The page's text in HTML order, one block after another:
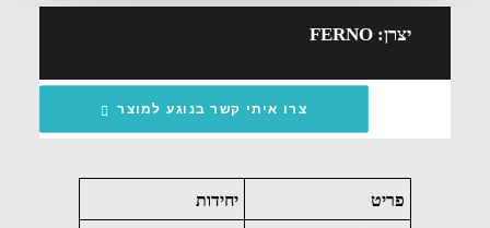
יצרן: FERNO
צרו איתי קשר בנוגע למוצר
פריט יחידות